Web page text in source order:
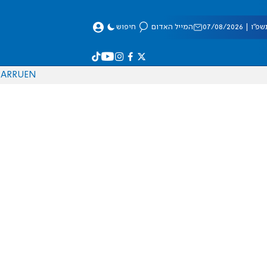
08/2026 המייל האדום חיפוש
EN
RU
AR